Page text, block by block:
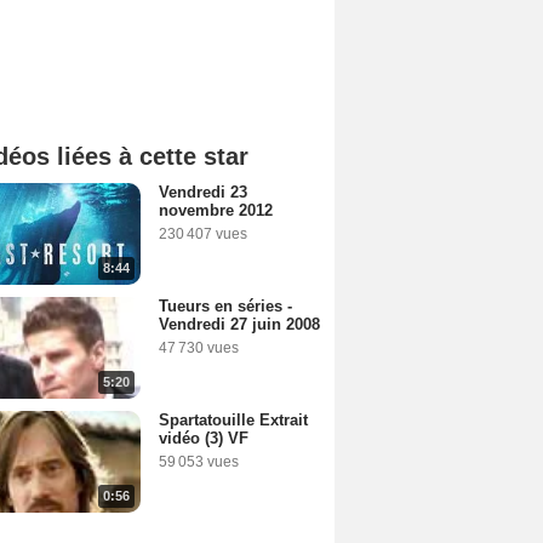
liées à cette star
8:44
Vendredi 23
novembre 2012
230 407 vues
5:20
Tueurs en séries -
Vendredi 27 juin 2008
47 730 vues
0:56
Spartatouille Extrait
vidéo (3) VF
59 053 vues